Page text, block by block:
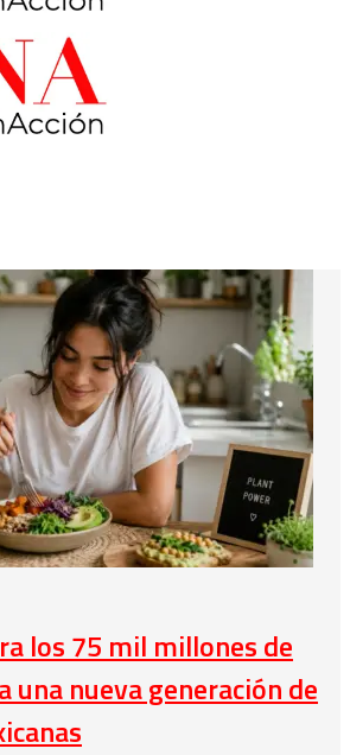
los 75 mil millones de
una nueva generación de